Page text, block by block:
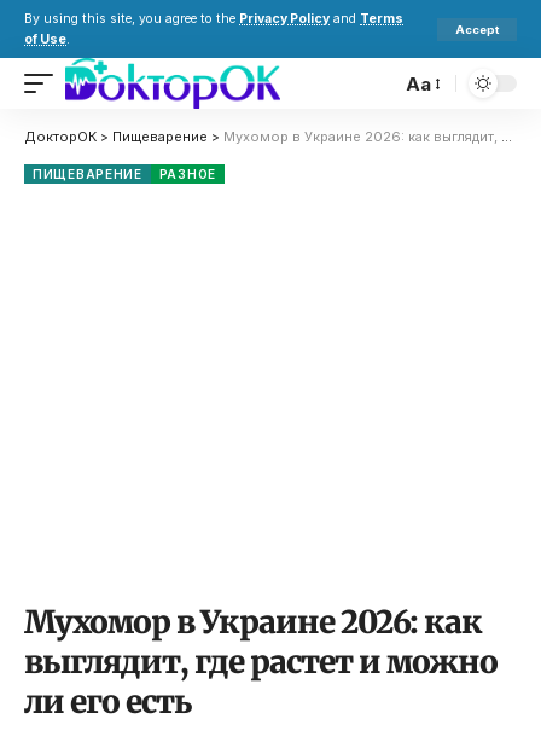
By using this site, you agree to the Privacy Policy and Terms
of Use.
Accept
Aa
ДокторОК > Пищеварение > Мухомор в Украине 2026: как выглядит, где растет и можно ли его есть
ПИЩЕВАРЕНИЕ РАЗНОЕ
Мухомор в Украине 2026: как
выглядит, где растет и можно
ли его есть